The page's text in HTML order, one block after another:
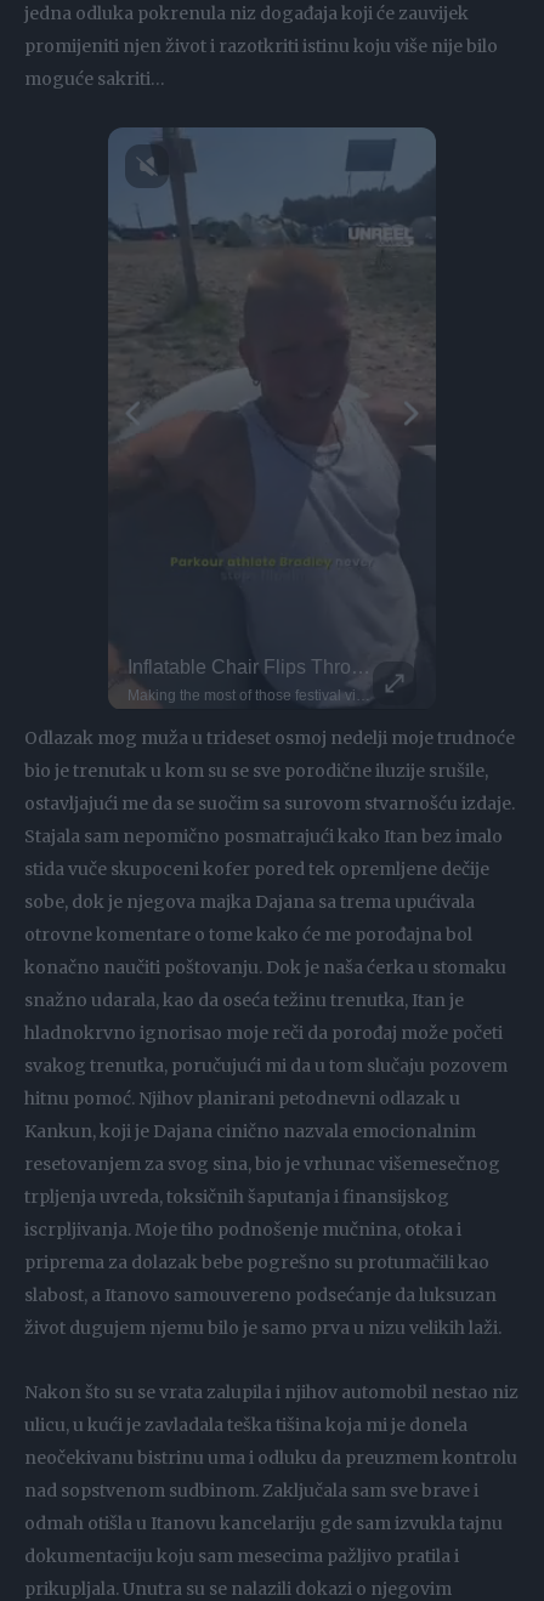
jedna odluka pokrenula niz događaja koji će zauvijek
promijeniti njen život i razotkriti istinu koju više nije bilo
moguće sakriti…
Inflatable Chair Flips Through Festival
Odlazak mog muža u trideset osmoj nedelji moje trudnoće
bio je trenutak u kom su se sve porodične iluzije srušile,
ostavljajući me da se suočim sa surovom stvarnošću izdaje.
Stajala sam nepomično posmatrajući kako Itan bez imalo
stida vuče skupoceni kofer pored tek opremljene dečije
sobe, dok je njegova majka Dajana sa trema upućivala
otrovne komentare o tome kako će me porođajna bol
konačno naučiti poštovanju. Dok je naša ćerka u stomaku
snažno udarala, kao da oseća težinu trenutka, Itan je
hladnokrvno ignorisao moje reči da porođaj može početi
svakog trenutka, poručujući mi da u tom slučaju pozovem
hitnu pomoć. Njihov planirani petodnevni odlazak u
Kankun, koji je Dajana cinično nazvala emocionalnim
resetovanjem za svog sina, bio je vrhunac višemesečnog
trpljenja uvreda, toksičnih šaputanja i finansijskog
iscrpljivanja. Moje tiho podnošenje mučnina, otoka i
priprema za dolazak bebe pogrešno su protumačili kao
slabost, a Itanovo samouvereno podsećanje da luksuzan
život dugujem njemu bilo je samo prva u nizu velikih laži.
Nakon što su se vrata zalupila i njihov automobil nestao niz
ulicu, u kući je zavladala teška tišina koja mi je donela
neočekivanu bistrinu uma i odluku da preuzmem kontrolu
nad sopstvenom sudbinom. Zaključala sam sve brave i
odmah otišla u Itanovu kancelariju gde sam izvukla tajnu
dokumentaciju koju sam mesecima pažljivo pratila i
prikupljala. Unutra su se nalazili dokazi o njegovim